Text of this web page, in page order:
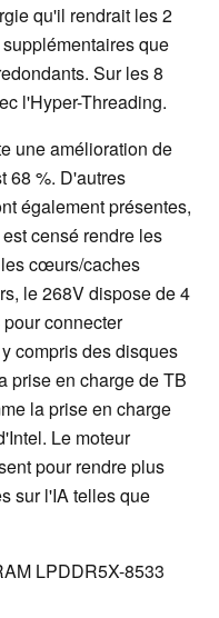
qu'il rendrait les 2
que
Sur les 8
l'Hyper-Threading.
une amélioration de
68 %. D'autres
également présentes,
censé rendre les
cœurs/caches
le 268V dispose de 4
connecter
compris des disques
prise en charge de TB
la prise en charge
Le moteur
pour rendre plus
sur l'IA telles que
LPDDR5X-8533